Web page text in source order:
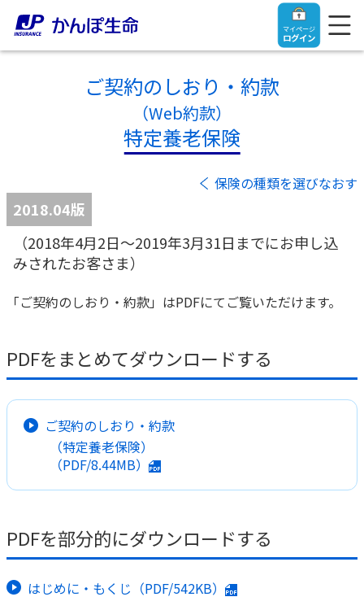
マイページ
ログイン
ご契約者さま
ご契約者さま
お手続き一覧
マイページでできること
保険をご検討中のお客さま
保険をご検討中のお客さま
終身保険
養老保険
定期保険
学資保険
資料請求
法人のお客さま
ちら
目的から探す
お役立ち情報
かんぽ生命の団体取扱い
かんぽのLifeサポートナビ
保険
お金
かんぽ生命について
ご挨拶
会社概要
よくあるご質問
お問い合わせ
サステナビリティ
株主・投資家のみなさまへ
ご契約のしおり・約款
（Web約款）
特定養老保険
保険の種類を選びなおす
2018.04版
（2018年4月2日～2019年3月31日までにお申し込
みされたお客さま）
「ご契約のしおり・約款」はPDFにてご覧いただけます。
PDFをまとめてダウンロードする
ご契約のしおり・約款
（特定養老保険）
（PDF/8.44MB）
PDFを部分的にダウンロードする
はじめに・もくじ（PDF/542KB）